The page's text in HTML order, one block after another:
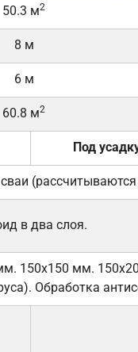
50.3 м2
8 м
6 м
60.8 м2
Под
в два слоя.
150х150 мм.
Обработка